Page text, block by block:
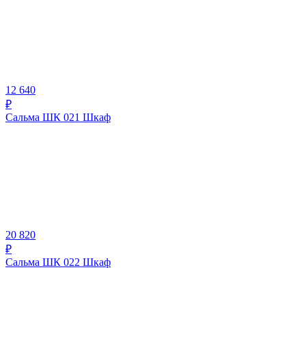
12 640
₽
Сальма ШК 021 Шкаф
20 820
₽
Сальма ШК 022 Шкаф